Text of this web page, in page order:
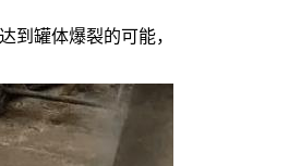
罐体爆裂的可能，